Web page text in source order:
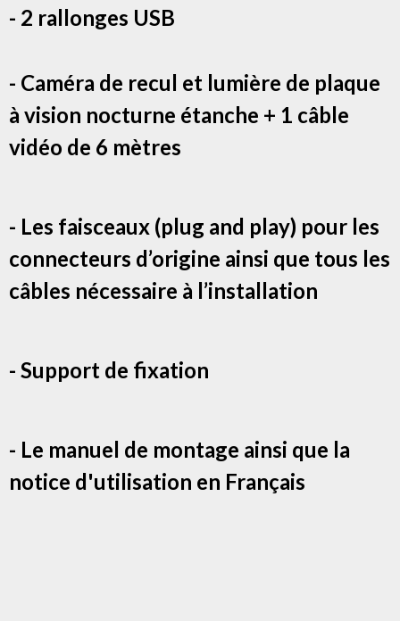
- 2 rallonges USB
- Caméra de recul et lumière de plaque
à vision nocturne étanche + 1 câble
vidéo de 6 mètres
- Les faisceaux (plug and play) pour les
connecteurs d’origine ainsi que tous les
câbles nécessaire à l’installation
- Support de fixation
- Le manuel de montage ainsi que la
notice d'utilisation en Français